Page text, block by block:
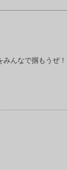
んなで掴もうぜ！